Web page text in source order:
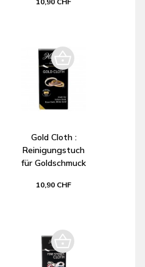
Gold Cloth :
Reinigungstuch
für Goldschmuck
10,90 CHF